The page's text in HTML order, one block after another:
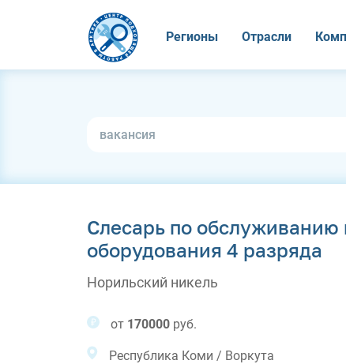
Регионы Отрасли
Слесарь по обслуживанию
оборудования 4 разряда
Норильский никель
от 170000 руб.
Республика Коми / Воркута